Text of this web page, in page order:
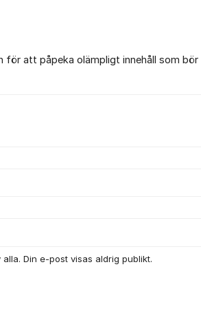
för att påpeka olämpligt innehåll som
Din e-post visas aldrig publikt.